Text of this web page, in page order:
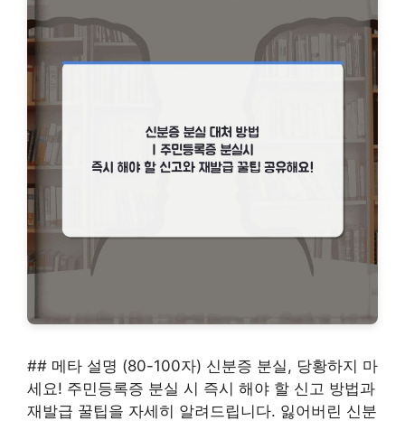
## 메타 설명 (80-100자) 신분증 분실, 당황하지 마
세요! 주민등록증 분실 시 즉시 해야 할 신고 방법과
재발급 꿀팁을 자세히 알려드립니다. 잃어버린 신분